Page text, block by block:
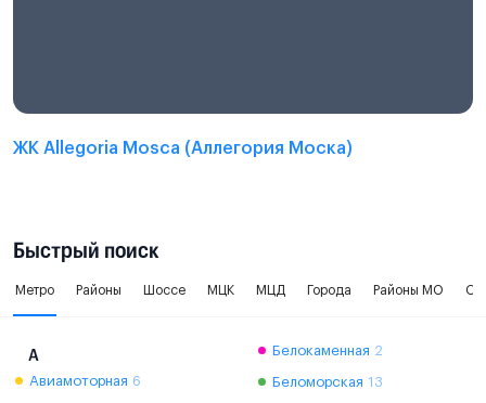
ЖК Allegoria Mosca (Аллегория Моска)
Быстрый поиск
Метро Районы Шоссе МЦК МЦД Города Районы МО
А
Авиамоторная 6
Белокаменная 2
Беломорская 13